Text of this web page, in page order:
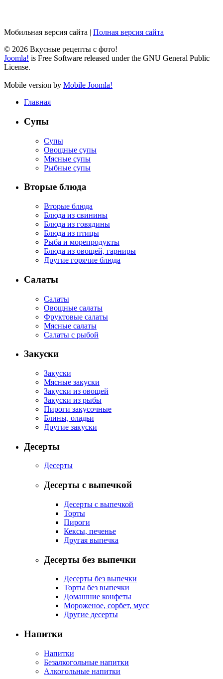
Мобильная версия сайта | Полная версия сайта
© 2026 Вкусные рецепты с фото!
Joomla! is Free Software released under the GNU General Public
License.
Mobile version by Mobile Joomla!
Главная
Супы
Супы
Овощные супы
Мясные супы
Рыбные супы
Вторые блюда
Вторые блюда
Блюда из свинины
Блюда из говядины
Блюда из птицы
Рыба и морепродукты
Блюда из овощей, гарниры
Другие горячие блюда
Салаты
Салаты
Овощные салаты
Фруктовые салаты
Мясные салаты
Салаты с рыбой
Закуски
Закуски
Мясные закуски
Закуски из овощей
Закуски из рыбы
Пироги закусочные
Блины, оладьи
Другие закуски
Десерты
Десерты
Десерты с выпечкой
Десерты с выпечкой
Торты
Пироги
Кексы, печенье
Другая выпечка
Десерты без выпечки
Десерты без выпечки
Торты без выпечки
Домашние конфеты
Мороженое, сорбет, мусс
Другие десерты
Напитки
Напитки
Безалкогольные напитки
Алкогольные напитки